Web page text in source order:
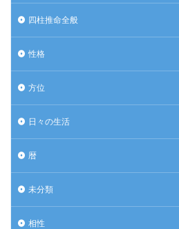
四柱推命全般
性格
方位
日々の生活
暦
未分類
相性